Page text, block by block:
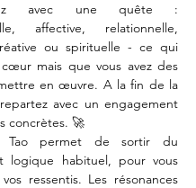
avec une quête :
affective, relationnelle,
ou spirituelle - ce qui
mais que vous avez des
en œuvre. A la fin de la
avec un engagement
concrètes. 🚀
permet de sortir du
logique habituel, pour vous
ressentis. Les résonances